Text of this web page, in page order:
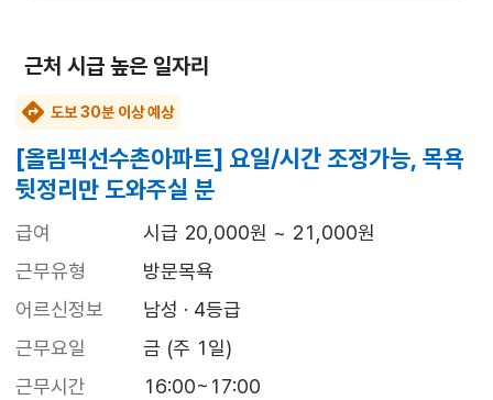
근처 시급 높은 일자리
도보 30분 이상 예상
[올림픽선수촌아파트] 요일/시간 조정가능, 목욕
뒷정리만 도와주실 분
급여
시급 20,000원 ~ 21,000원
근무유형
방문목욕
어르신정보
남성 · 4등급
근무요일
금 (주 1일)
근무시간
16:00~17:00